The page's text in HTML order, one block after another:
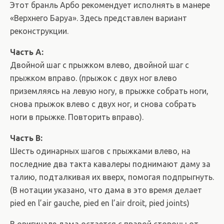
Этот бранль Арбо рекомендует исполнять в манере
«Верхнего Баруа». Здесь представлен вариант
реконструкции.
Часть А:
Двойной шаг с прыжком влево, двойной шаг с
прыжком вправо. (прыжок с двух ног влево
приземляясь на левую ногу, в прыжке собрать ноги,
снова прыжок влево с двух ног, и снова собрать
ноги в прыжке. Повторить вправо).
Часть B:
Шесть одинарных шагов с прыжками влево, на
последние два такта кавалеры поднимают даму за
талию, подталкивая их вверх, помогая подпрыгнуть.
(В нотации указано, что дама в это время делает
pied en l’air gauche, pied en l’air droit, pied joints)